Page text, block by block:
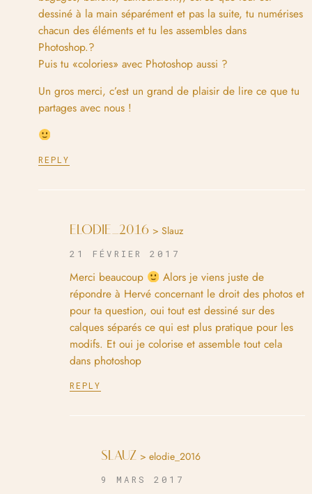
dessiné à la main séparément et pas la suite, tu numérises
chacun des éléments et tu les assembles dans
Photoshop.?
Puis tu «colories» avec Photoshop aussi ?
Un gros merci, c’est un grand de plaisir de lire ce que tu
partages avec nous !
REPLY
ELODIE_2016 > Slauz
21 FÉVRIER 2017
Merci beaucoup
Alors je viens juste de
répondre à Hervé concernant le droit des photos et
pour ta question, oui tout est dessiné sur des
calques séparés ce qui est plus pratique pour les
modifs. Et oui je colorise et assemble tout cela
dans photoshop
REPLY
SLAUZ > elodie_2016
9 MARS 2017